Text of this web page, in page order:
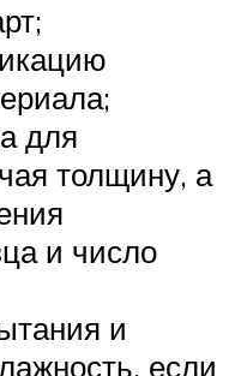
для
толщину, а
и число
и
если